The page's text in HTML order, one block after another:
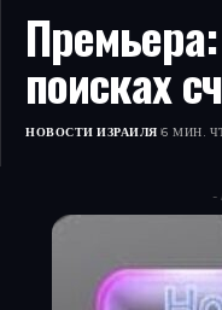
поисках
НОВОСТИ ИЗРАИЛЯ 6 МИН.
-